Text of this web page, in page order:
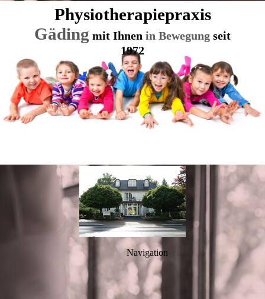
Physiotherapiepraxis
Gäding mit Ihnen in Bewegung seit
1972
Navigation